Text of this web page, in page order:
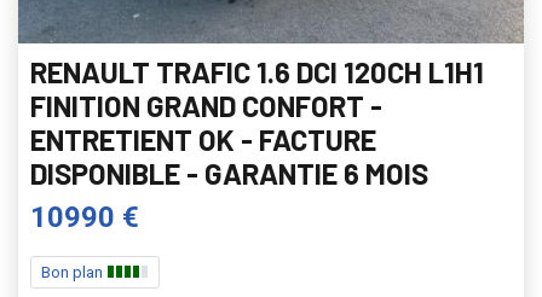
RENAULT TRAFIC 1.6 DCI 120CH L1H1
FINITION GRAND CONFORT -
ENTRETIENT OK - FACTURE
DISPONIBLE - GARANTIE 6 MOIS
10990 €
Bon plan